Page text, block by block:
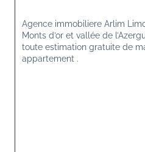
Agence immobiliere Arlim
Monts d’or et vallée de
toute estimation gratuite de
appartement .